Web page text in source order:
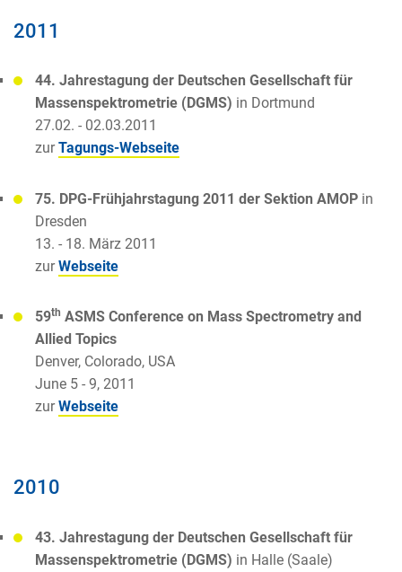
2011
44. Jahrestagung der Deutschen Gesellschaft für
Massenspektrometrie (DGMS) in Dortmund
27.02. - 02.03.2011
zurTagungs-Webseite
75. DPG-Frühjahrstagung 2011 der Sektion AMOP in
Dresden
13. - 18. März 2011
zurWebseite
59th ASMS Conference on Mass Spectrometry and
Allied Topics
Denver, Colorado, USA
June 5 - 9, 2011
zurWebseite
2010
43. Jahrestagung der Deutschen Gesellschaft für
Massenspektrometrie (DGMS) in Halle (Saale)